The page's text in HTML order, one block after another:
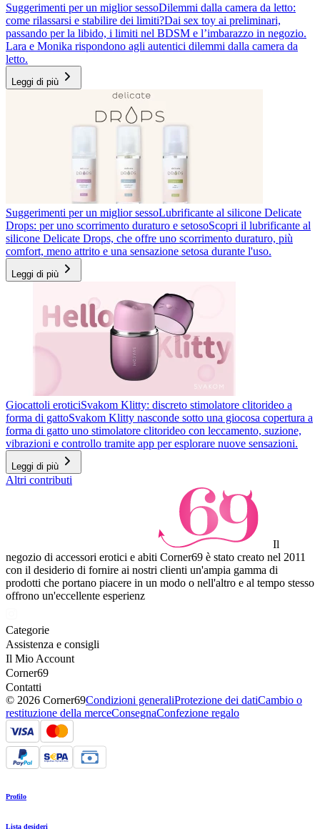
Suggerimenti per un miglior sessoDilemmi dalla camera da letto:
come rilassarsi e stabilire dei limiti?Dai sex toy ai preliminari,
passando per la libido, i limiti nel BDSM e l’imbarazzo in negozio.
Lara e Monika rispondono agli autentici dilemmi dalla camera da
letto.
Leggi di più
Suggerimenti per un miglior sessoLubrificante al silicone Delicate
Drops: per uno scorrimento duraturo e setosoScopri il lubrificante al
silicone Delicate Drops, che offre uno scorrimento duraturo, più
comfort, meno attrito e una sensazione setosa durante l'uso.
Leggi di più
Giocattoli eroticiSvakom Klitty: discreto stimolatore clitorideo a
forma di gattoSvakom Klitty nasconde sotto una giocosa copertura a
forma di gatto uno stimolatore clitorideo con leccamento, suzione,
vibrazioni e controllo tramite app per esplorare nuove sensazioni.
Leggi di più
Altri contributi
Il
negozio di accessori erotici e abiti Corner69 è stato creato nel 2011
con il desiderio di fornire ai nostri clienti un'ampia gamma di
prodotti che portano piacere in un modo o nell'altro e al tempo stesso
offrono un'eccellente esperienz
Categorie
Assistenza e consigli
Il Mio Account
Corner69
Contatti
© 2026 Corner69Condizioni generaliProtezione dei datiCambio o
restituzione della merceConsegnaConfezione regalo
Profilo
Lista desideri